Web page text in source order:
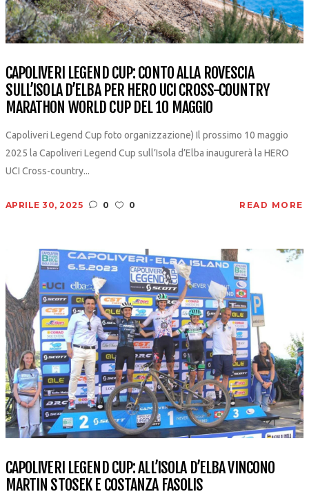
CAPOLIVERI LEGEND CUP: CONTO ALLA ROVESCIA
SULL’ISOLA D’ELBA PER HERO UCI CROSS-COUNTRY
MARATHON WORLD CUP DEL 10 MAGGIO
Capoliveri Legend Cup foto organizzazione) Il prossimo 10 maggio
2025 la Capoliveri Legend Cup sull’Isola d’Elba inaugurerà la HERO
UCI Cross-country...
APRILE 30, 2025 0 0 READ MORE
CAPOLIVERI LEGEND CUP: ALL’ISOLA D’ELBA VINCONO
MARTIN STOSEK E COSTANZA FASOLIS